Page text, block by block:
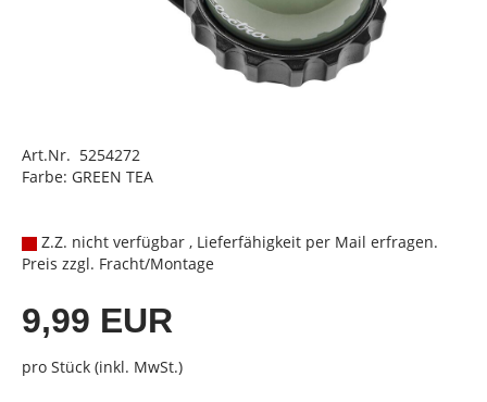
Art.Nr. 5254272
Farbe: GREEN TEA
Z.Z. nicht verfügbar , Lieferfähigkeit per Mail erfragen.
Preis zzgl. Fracht/Montage
9,99 EUR
pro Stück (inkl. MwSt.)